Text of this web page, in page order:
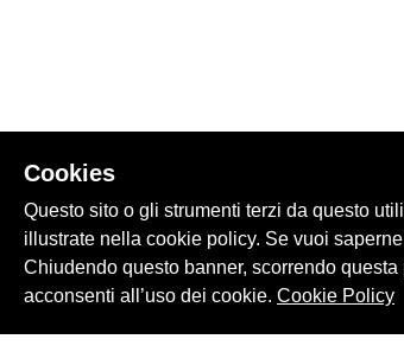
Cookies
Questo sito o gli strumenti terzi da questo
illustrate nella cookie policy. Se vuoi
Chiudendo questo banner, scorrendo
acconsenti all’uso dei cookie. Cookie Policy